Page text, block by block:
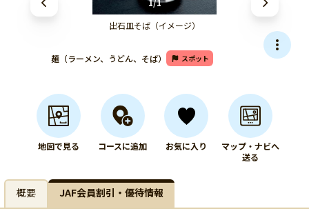
1/1
出石皿そば（イメージ）
麺（ラーメン、うどん、そば） スポット
地図で見る コースに追加 お気に入り
マップ・ナビへ
送る
概要 JAF会員割引・優待情報